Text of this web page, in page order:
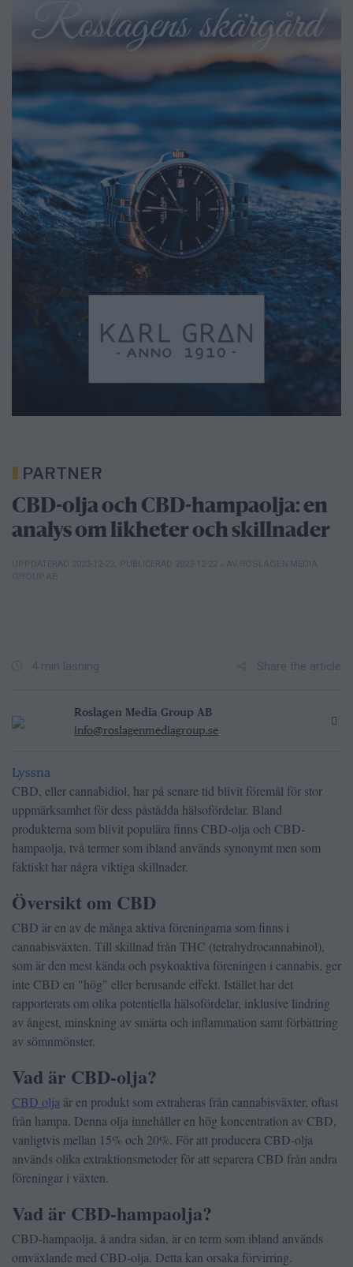
PARTNER
CBD-olja och CBD-hampaolja: en
analys om likheter och skillnader
UPPDATERAD 2023-12-22 PUBLICERAD 2023-12-22
– AV ROSLAGEN MEDIA
GROUP AB
4 min läsning Share the article
Roslagen Media Group AB
info@roslagenmediagroup.se
Lyssna
CBD, eller cannabidiol, har på senare tid blivit föremål för stor
uppmärksamhet för dess påstådda hälsofördelar. Bland
produkterna som blivit populära finns CBD-olja och CBD-
hampaolja, två termer som ibland används synonymt men som
faktiskt har några viktiga skillnader.
Översikt om CBD
CBD är en av de många aktiva föreningarna som finns i
cannabisväxten. Till skillnad från THC (tetrahydrocannabinol),
som är den mest kända och psykoaktiva föreningen i cannabis, ger
inte CBD en "hög" eller berusande effekt. Istället har det
rapporterats om olika potentiella hälsofördelar, inklusive lindring
av ångest, minskning av smärta och inflammation samt förbättring
av sömnmönster.
Vad är CBD-olja?
CBD olja är en produkt som extraheras från cannabisväxter, oftast
från hampa. Denna olja innehåller en hög koncentration av CBD,
vanligtvis mellan 15% och 20%. För att producera CBD-olja
används olika extraktionsmetoder för att separera CBD från andra
föreningar i växten.
Vad är CBD-hampaolja?
CBD-hampaolja, å andra sidan, är en term som ibland används
omväxlande med CBD-olja. Detta kan orsaka förvirring.